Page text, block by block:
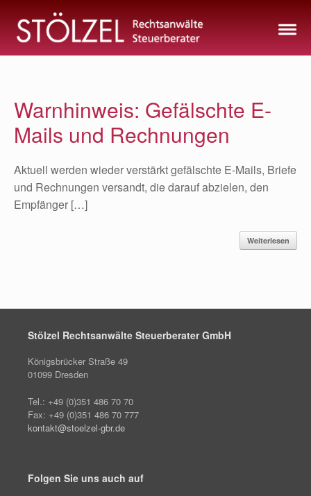
Inhalt
springen
Warnhinweis: Gefälschte E-
Mails und Rechnungen
Aktuell werden wieder verstärkt gefälschte E-Mails, Briefe
und Rechnungen versandt, die darauf abzielen, den
Empfänger […]
Weiterlesen
Stölzel Rechtsanwälte Steuerberater GmbH
Königsbrücker Straße 49
01099 Dresden
Tel.: +49 (0)351 486 70 70
Fax: +49 (0)351 486 70 777
kontakt@stoelzel-gbr.de
Folgen Sie uns auch auf